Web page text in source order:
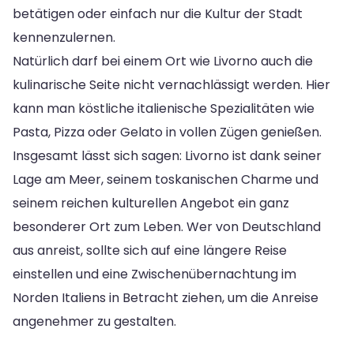
betätigen oder einfach nur die Kultur der Stadt
kennenzulernen.
Natürlich darf bei einem Ort wie Livorno auch die
kulinarische Seite nicht vernachlässigt werden. Hier
kann man köstliche italienische Spezialitäten wie
Pasta, Pizza oder Gelato in vollen Zügen genießen.
Insgesamt lässt sich sagen: Livorno ist dank seiner
Lage am Meer, seinem toskanischen Charme und
seinem reichen kulturellen Angebot ein ganz
besonderer Ort zum Leben. Wer von Deutschland
aus anreist, sollte sich auf eine längere Reise
einstellen und eine Zwischenübernachtung im
Norden Italiens in Betracht ziehen, um die Anreise
angenehmer zu gestalten.